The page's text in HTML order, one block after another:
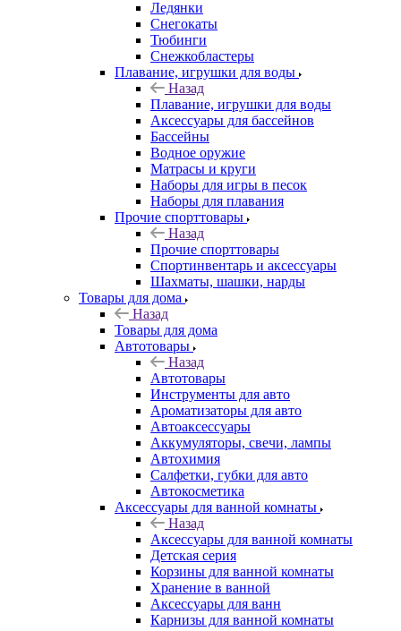
Ледянки
Снегокаты
Тюбинги
Снежкобластеры
Плавание, игрушки для воды
Назад
Плавание, игрушки для воды
Аксессуары для бассейнов
Бассейны
Водное оружие
Матрасы и круги
Наборы для игры в песок
Наборы для плавания
Прочие спорттовары
Назад
Прочие спорттовары
Спортинвентарь и аксессуары
Шахматы, шашки, нарды
Товары для дома
Назад
Товары для дома
Автотовары
Назад
Автотовары
Инструменты для авто
Ароматизаторы для авто
Автоаксессуары
Аккумуляторы, свечи, лампы
Автохимия
Салфетки, губки для авто
Автокосметика
Аксессуары для ванной комнаты
Назад
Аксессуары для ванной комнаты
Детская серия
Корзины для ванной комнаты
Хранение в ванной
Аксессуары для ванн
Карнизы для ванной комнаты